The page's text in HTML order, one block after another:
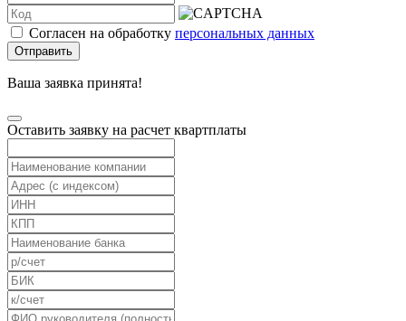
Согласен на обработку персональных данных
Отправить
Ваша заявка принята!
Оставить заявку на расчет квартплаты